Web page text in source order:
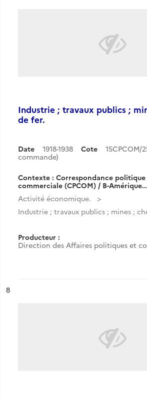
Industrie ; travaux publics ;
de fer.
Date 1918-1938 Cote
15CPCOM/
commande)
Contexte : Correspondance
commerciale (CPCOM) / B-Amérique...
Activité économique.
Industrie ; travaux publics ; mines ;
Producteur :
Direction des Affaires politiques et
n°
8